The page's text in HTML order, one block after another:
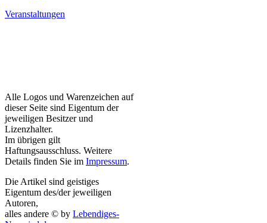
Veranstaltungen
Alle Logos und Warenzeichen auf
dieser Seite sind Eigentum der
jeweiligen Besitzer und
Lizenzhalter.
Im übrigen gilt
Haftungsausschluss. Weitere
Details finden Sie im Impressum.
Die Artikel sind geistiges
Eigentum des/der jeweiligen
Autoren,
alles andere © by Lebendiges-